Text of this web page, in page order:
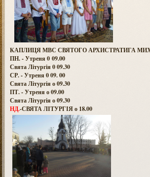
КАПЛИЦЯ МВС СВЯТОГО АРХИСТРАТИГА
ПН. - Утреня 0 09.00
Свята Літургія 0 09.30
СР. - Утреня 0 09. 00
Свята Літургія о 09.30
ПТ. - Утреня о 09.00
Свята Літургія о 09.30
НД.-СВЯТА ЛІТУРГІЯ о 18.00